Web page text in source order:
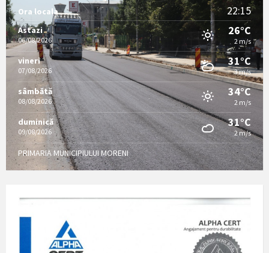
Ora locala 22:15
Astazi
06/08/2026
26°C
2 m/s
vineri
07/08/2026
31°C
3 m/s
sâmbătă
08/08/2026
34°C
2 m/s
duminică
09/08/2026
31°C
2 m/s
PRIMARIA MUNICIPIULUI MORENI